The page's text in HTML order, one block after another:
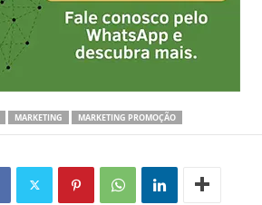
MARKETING MARKETING PROMOÇÃO